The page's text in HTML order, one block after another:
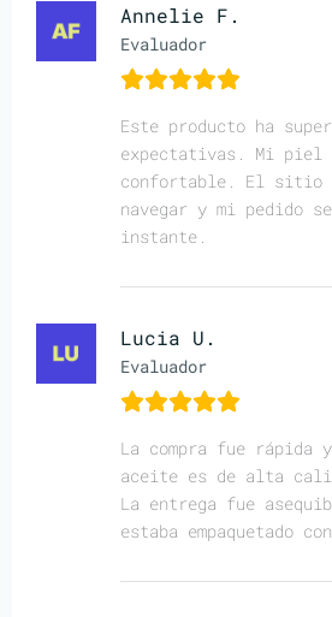
Annelie F.
Evaluador
Este producto ha
expectativas. Mi piel
confortable. El sitio
navegar y mi pedido
instante.
Lucia U.
Evaluador
La compra fue rápida
aceite es de alta
La entrega fue
estaba empaquetado